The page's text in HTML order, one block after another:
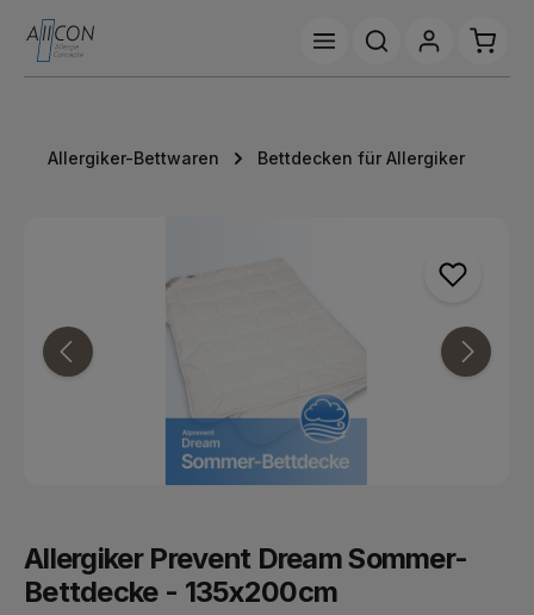
Zum Hauptinhalt springen
Allergiker-Bettwaren Bettdecken für Allergiker
Allergiker Prevent Dream Sommer-
Bettdecke - 135x200cm